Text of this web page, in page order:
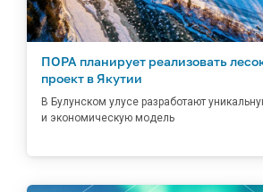
ПОРА планирует реализовать
проект в Якутии
В Булунском улусе разработают
и экономическую модель